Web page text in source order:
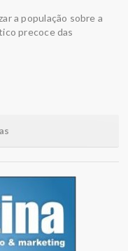
a população sobre a
precoce das